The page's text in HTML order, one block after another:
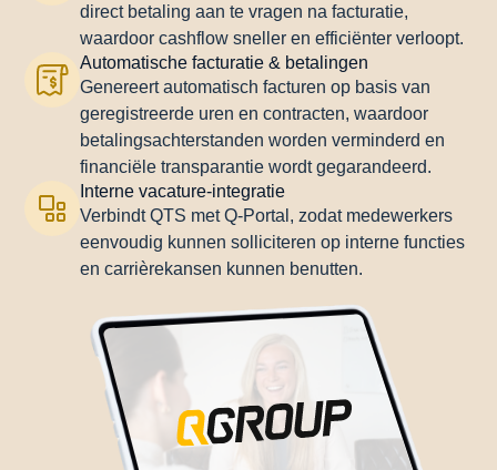
direct betaling aan te vragen na facturatie,
waardoor cashflow sneller en efficiënter verloopt.
Automatische facturatie & betalingen
Genereert automatisch facturen op basis van
geregistreerde uren en contracten, waardoor
betalingsachterstanden worden verminderd en
financiële transparantie wordt gegarandeerd.
Interne vacature-integratie
Verbindt QTS met Q-Portal, zodat medewerkers
eenvoudig kunnen solliciteren op interne functies
en carrièrekansen kunnen benutten.